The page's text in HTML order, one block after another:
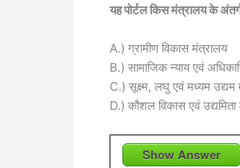
यह पोर्टल किस मंत्रालय के
A.) ग्रामीण विकास मंत्रालय
B.) सामाजिक न्याय एवं
C.) सूक्ष्म, लघु एवं मध्यम उद्यम
D.) कौशल विकास एवं
Show Answer